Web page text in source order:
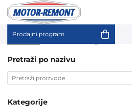
Prodajni program
Početna / Brendovi / Agromarket
Pretraži po nazivu
Kategorije